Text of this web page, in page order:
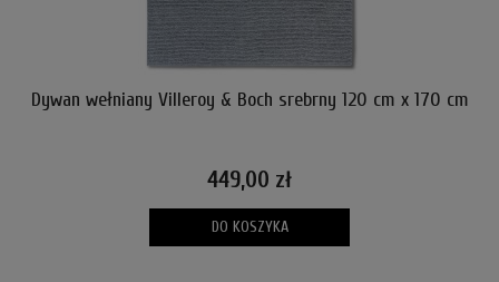
Dywan wełniany Villeroy & Boch srebrny 120 cm x 170 cm
449,00 zł
DO KOSZYKA